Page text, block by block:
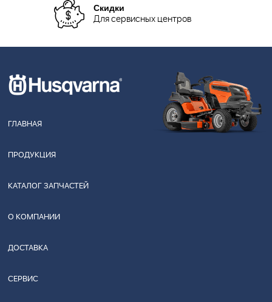
Скидки
Для сервисных центров
ГЛАВНАЯ
ПРОДУКЦИЯ
КАТАЛОГ ЗАПЧАСТЕЙ
О КОМПАНИИ
ДОСТАВКА
СЕРВИС